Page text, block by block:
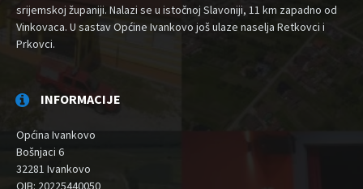
srijemskoj županiji. Nalazi se u istočnoj Slavoniji, 11 km zapadno od
Vinkovaca. U sastav Općine Ivankovo još ulaze naselja Retkovci i
Prkovci.
INFORMACIJE
Općina Ivankovo
Bošnjaci 6
32281 Ivankovo
OIB: 20225440050